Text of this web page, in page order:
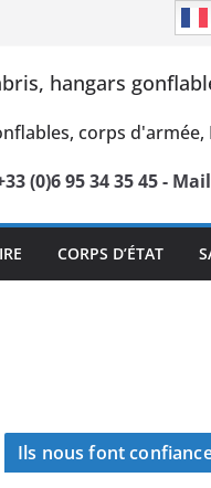
hangars
corps d'armée,
(0)6 95 34 35 45 -
CORPS D’ÉTAT
Ils nous font